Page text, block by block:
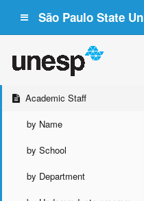
São Paulo State
Academic Staff
by Name
by School
by Department